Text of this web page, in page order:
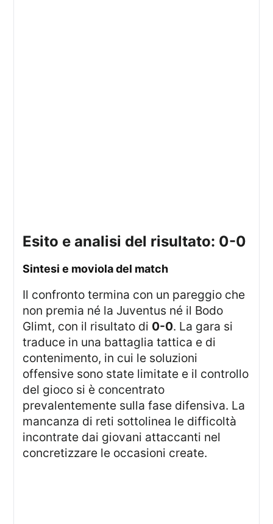
esito e analisi del risultato: 0-0
sintesi e moviola del match
Il confronto termina con un pareggio che
non premia né la Juventus né il Bodo
Glimt, con il risultato di 0-0. La gara si
traduce in una battaglia tattica e di
contenimento, in cui le soluzioni
offensive sono state limitate e il controllo
del gioco si è concentrato
prevalentemente sulla fase difensiva. La
mancanza di reti sottolinea le difficoltà
incontrate dai giovani attaccanti nel
concretizzare le occasioni create.